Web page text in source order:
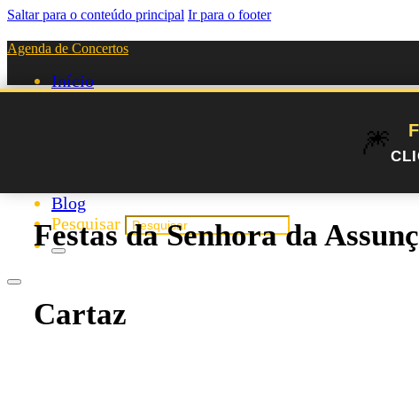
Saltar para o conteúdo principal Ir para o footer
Agenda de Concertos
Início
Blog
Pesquisar
🎆
Festas da Senhora da
Cartaz